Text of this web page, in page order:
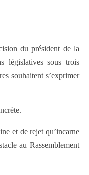
du président de la
législatives sous trois
souhaitent s’exprimer
et de rejet qu’incarne
au Rassemblement